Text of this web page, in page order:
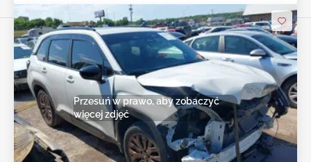
Przesuń w prawo, aby zobaczyć
więcej zdjęć